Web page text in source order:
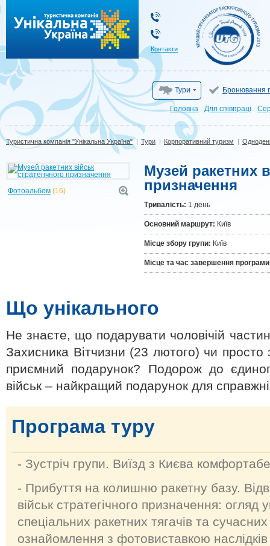
Контакти
Тури Бронювання
Головна Для cпівпраці
Туристична компанія "Унікальна Україна" | Тури | Корпоративний туризм |
Фотоальбом (16)
Музей ракетних
призначення
Тривалiсть: 1 день
Основний маршрут: Київ
Місце збору групи: Київ
Місце та час завершення
Що унікального
Не знаєте, що подарувати чоловічій
Захисника Вітчизни (23 лютого) чи просто
приємний подарунок? Подорож до
військ – найкращий подарунок для
Програма туру
- Зустріч групи. Виїзд з Києва
- Прибуття на колишню ракетну базу.
військ стратегічного призначення: огляд
спеціальних ракетних тягачів та
ознайомлення з фотовиставкою